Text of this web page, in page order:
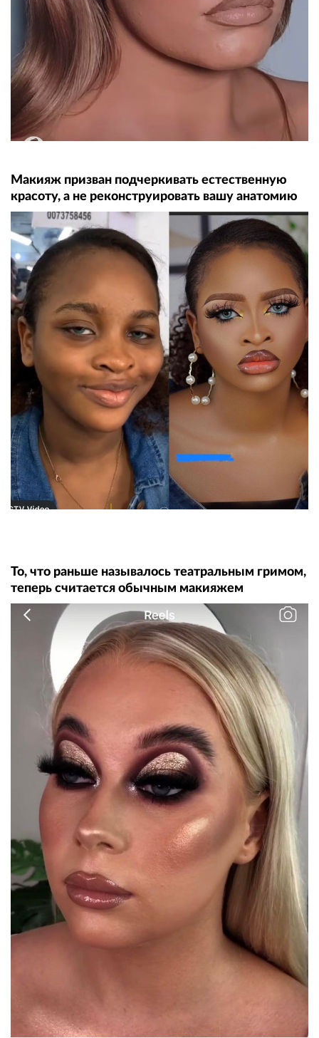
Макияж призван подчеркивать естественную
красоту, а не реконструировать вашу анатомию
То, что раньше называлось театральным гримом,
теперь считается обычным макияжем